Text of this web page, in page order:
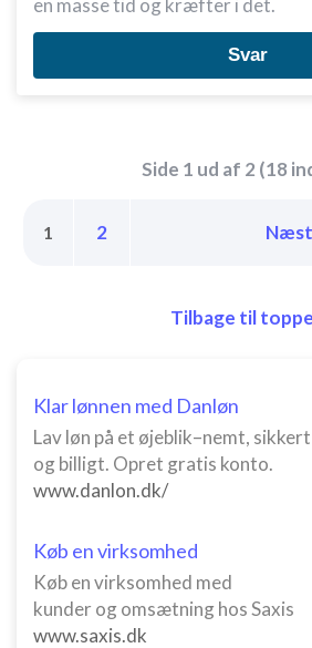
en masse tid og kræfter i det.
Svar
Side 1 ud af 2 (18
1 2
Tilbage til
Klar lønnen med Danløn
Lav løn på et øjeblik–nemt, sikkert
og billigt. Opret gratis konto.
www.danlon.dk/
Køb en virksomhed
Køb en virksomhed med
kunder og omsætning hos Saxis
www.saxis.dk